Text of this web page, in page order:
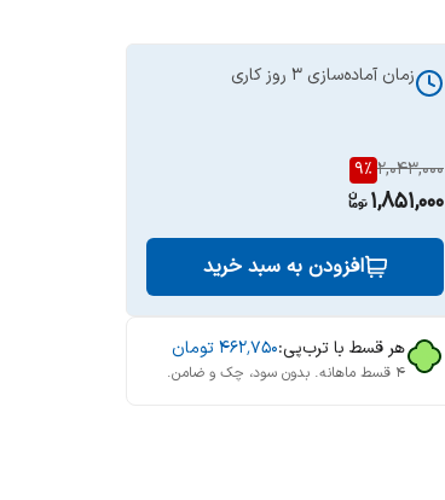
زمان آماده‌سازی 3 روز کاری
2,043,000
9%
1,851,000
افزودن به سبد خرید
هر قسط با ترب‌پی:۴۶۲٬۷۵۰تومان
۴ قسط ماهانه. بدون سود، چک و ضامن.